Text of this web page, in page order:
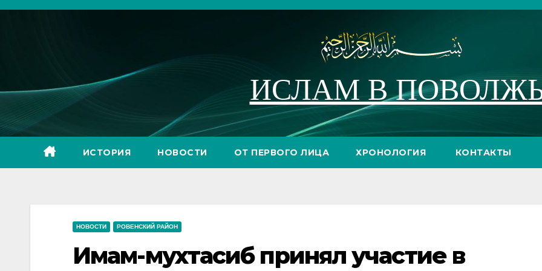
Перейти
ИСЛАМ В
ИСТОРИЯ НОВОСТИ ОТ ПЕРВОГО ЛИЦА ХРОНОЛОГИЯ КОНТАКТЫ
НОВОСТИ РОВЕНСКИЙ РАЙОН
Имам-мухтасиб принял участие в